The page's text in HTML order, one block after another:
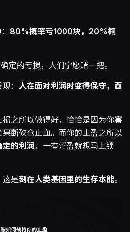
：80%概率亏1000块，20%概
定的亏损，人们宁愿赌一把。
： 人在面对利润时变得保守，面
之所以做得好，恰恰是因为你害
果断砍仓止血。而你的止盈之所以
定的利润，一有浮盈就想马上锁
这是刻在人类基因里的生存本能。